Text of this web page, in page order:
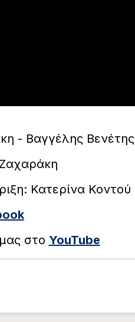
- Βαγγέλης Βενέτης
Κατερίνα Κοντού
στο YouTube